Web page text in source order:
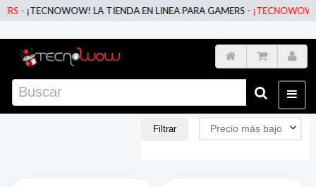
LA TIENDA EN LINEA PARA GAMERS -¡TECNOWOW! LA TIENDA EN
Filtrar Precio más bajo